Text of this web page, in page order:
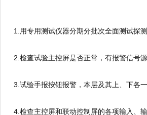
1.用专用测试仪器分期分批次全面测试探
2.检查试验主控屏是否正常，有报警信号
3.试验手报按钮报警，本层及其上、下各
4.检查主控屏和联动控制屏的各项输入、